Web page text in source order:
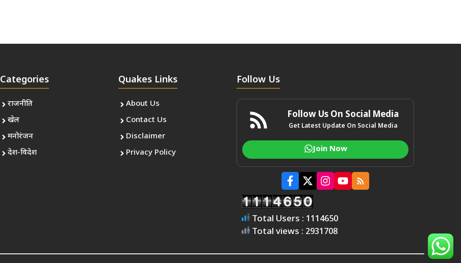
Categories
राजनीति
खेल
मनोरंजन
देश-विदेश
Quakes Links
About Us
Contact Us
Disclaimer
Privacy Policy
Follow Us
Follow Us On Social Media
Get Latest Update On Social Media
Join Now
Total Users : 1114650
Total views : 2931708